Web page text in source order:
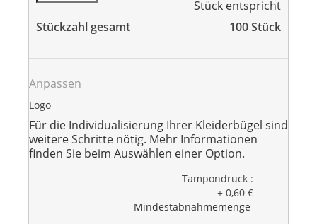
Stück entspricht
Stückzahl gesamt
100Stück
Anpassen
Logo
Für die Individualisierung Ihrer Kleiderbügel sind
weitere Schritte nötig. Mehr Informationen
finden Sie beim Auswählen einer Option.
Tampondruck :
+ 0,60 €
Mindestabnahmemenge